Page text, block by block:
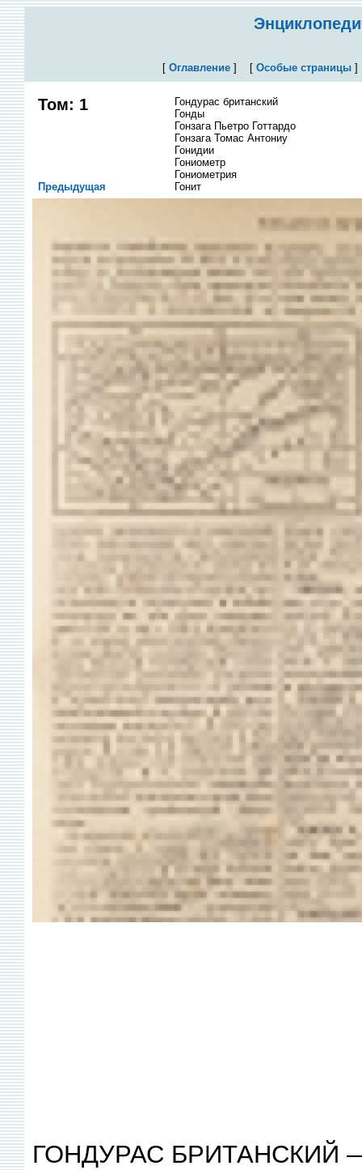
[ Оглавление] [ Особые страницы
Том: 1
Гондурас британский
Гонды
Гонзага Пьетро Готтардо
Гонзага Томас Антониу
Гонидии
Гониометр
Гониометрия
Гонит
Предыдущая
ГОНДУРАС БРИТАНСКИЙ